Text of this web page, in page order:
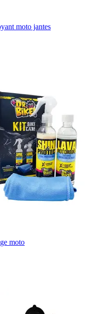
moto jantes
moto